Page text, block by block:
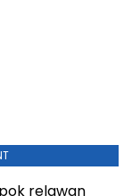
relawan